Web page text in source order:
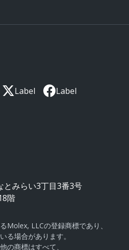
Label Label
とみらい3丁目3番3号
階
Molex, LLCの登録商標であり、
る場合があります。
の商標はすべて、